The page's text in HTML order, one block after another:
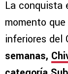
La conquista
momento
inferiores del
semanas,